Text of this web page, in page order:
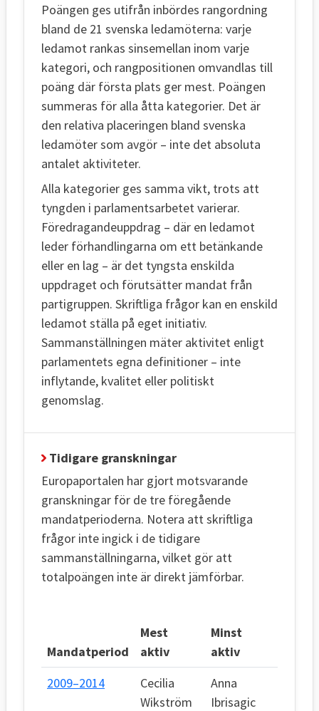
Poängen ges utifrån inbördes rangordning
bland de 21 svenska ledamöterna: varje
ledamot rankas sinsemellan inom varje
kategori, och rangpositionen omvandlas till
poäng där första plats ger mest. Poängen
summeras för alla åtta kategorier. Det är
den relativa placeringen bland svenska
ledamöter som avgör – inte det absoluta
antalet aktiviteter.
Alla kategorier ges samma vikt, trots att
tyngden i parlamentsarbetet varierar.
Föredragandeuppdrag – där en ledamot
leder förhandlingarna om ett betänkande
eller en lag – är det tyngsta enskilda
uppdraget och förutsätter mandat från
partigruppen. Skriftliga frågor kan en enskild
ledamot ställa på eget initiativ.
Sammanställningen mäter aktivitet enligt
parlamentets egna definitioner – inte
inflytande, kvalitet eller politiskt
genomslag.
Tidigare granskningar
Europaportalen har gjort motsvarande
granskningar för de tre föregående
mandatperioderna. Notera att skriftliga
frågor inte ingick i de tidigare
sammanställningarna, vilket gör att
totalpoängen inte är direkt jämförbar.
Mandatperiod
Mest
aktiv
Minst
aktiv
2009–2014
Cecilia
Wikström
Anna
Ibrisagic